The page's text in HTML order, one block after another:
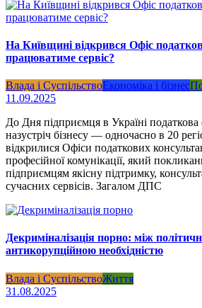
На Київщині відкрився Офіс
працюватиме сервіс?
Влада і СуспільствоЕкономіка і бізнес
11.09.2025
До Дня підприємця в Україні
назустріч бізнесу — одночасно в 20
відкрилися Офіси податкових
професійної комунікації, який
підприємцям якісну підтримку,
сучасних сервісів. Загалом ДПС
Декриміналізація порно: між
антикорупційною необхідністю
Влада і СуспільствоЖиття
31.08.2025